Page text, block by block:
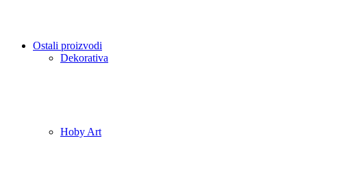
Ostali proizvodi
Dekorativa
Hoby Art